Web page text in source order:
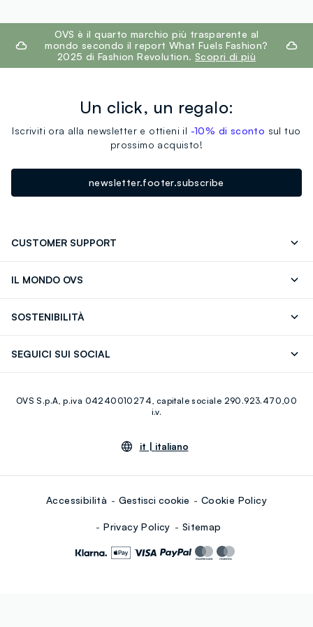
footer.ariatitleOVS è il quarto marchio più trasparente al
mondo secondo il report What Fuels Fashion?
2025 di Fashion Revolution. Scopri di più
Un click, un regalo:
Iscriviti ora alla newsletter e ottieni il -10% di sconto sul tuo
prossimo acquisto!
newsletter.footer.subscribe
CUSTOMER SUPPORT
IL MONDO OVS
Giftcard
SOSTENIBILITÀ
SEGUICI SUI SOCIAL
Youtube Linkedin
OVS S.p.A, p.iva 04240010274, capitale sociale 290.923.470,00
i.v.
it | italiano
Accessibilità Gestisci cookie Cookie Policy
Privacy Policy Sitemap